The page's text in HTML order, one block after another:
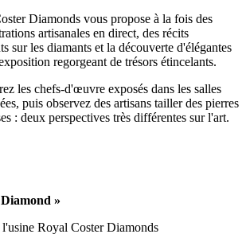
Diamonds vous propose à la fois des
artisanales en direct, des récits
sur les diamants et la découverte d'élégantes
regorgeant de trésors étincelants.
les chefs-d'œuvre exposés dans les salles
puis observez des artisans tailler des pierres
: deux perspectives très différentes sur l'art.
»
l'usine Royal Coster Diamonds